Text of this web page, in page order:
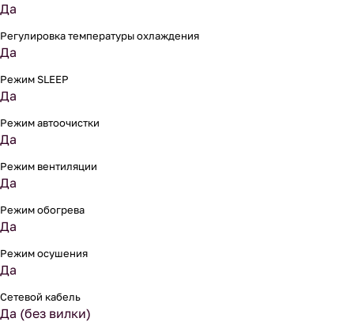
Да
Регулировка температуры охлаждения
Да
Режим SLEEP
Да
Режим автоочистки
Да
Режим вентиляции
Да
Режим обогрева
Да
Режим осушения
Да
Сетевой кабель
Да (без вилки)